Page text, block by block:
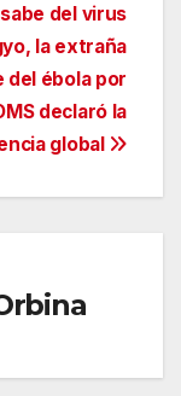
del virus
la extraña
del ébola por
declaró la
global